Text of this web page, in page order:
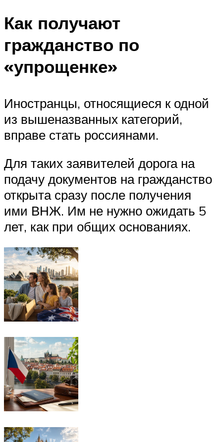
Как получают
гражданство по
«упрощенке»
Иностранцы, относящиеся к одной
из вышеназванных категорий,
вправе стать россиянами.
Для таких заявителей дорога на
подачу документов на гражданство
открыта сразу после получения
ими ВНЖ. Им не нужно ожидать 5
лет, как при общих основаниях.